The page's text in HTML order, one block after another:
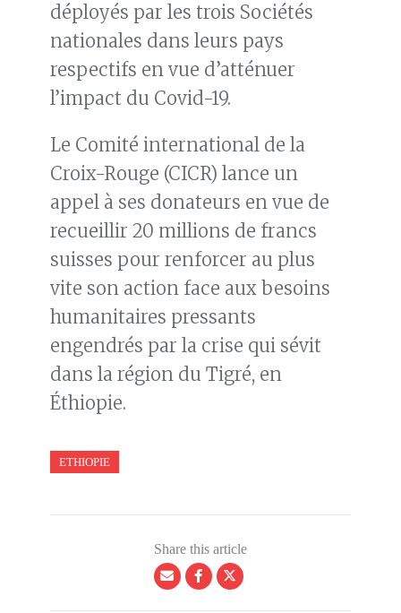
déployés par les trois Sociétés
nationales dans leurs pays
respectifs en vue d’atténuer
l’impact du Covid-19.
Le Comité international de la
Croix-Rouge (CICR) lance un
appel à ses donateurs en vue de
recueillir 20 millions de francs
suisses pour renforcer au plus
vite son action face aux besoins
humanitaires pressants
engendrés par la crise qui sévit
dans la région du Tigré, en
Éthiopie.
ETHIOPIE
Share this article